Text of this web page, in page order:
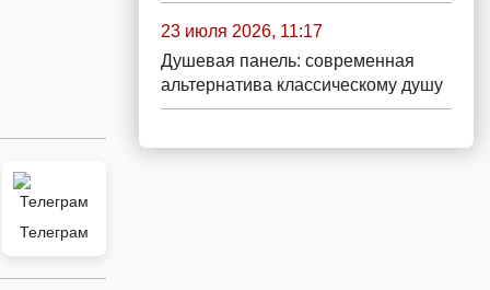
Телеграм
23 июля 2026, 11:17
Душевая панель: современная
альтернатива классическому душу